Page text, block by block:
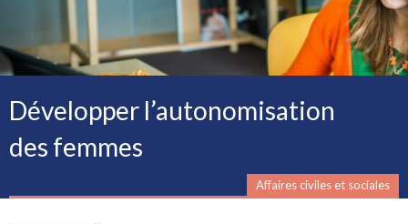
Développer l’autonomisation
des femmes
Affaires civiles et sociales